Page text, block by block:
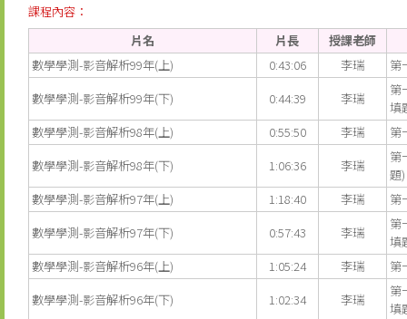
課程內容：
片名
片長
授課老師
數學學測-影音解析99年(上)
0:43:06 李瑞
第
數學學測-影音解析99年(下)
0:44:39 李瑞
第
填
數學學測-影音解析98年(上)
0:55:50 李瑞
第
數學學測-影音解析98年(下)
1:06:36 李瑞
第
題
數學學測-影音解析97年(上)
1:18:40 李瑞
第
數學學測-影音解析97年(下)
0:57:43 李瑞
第
填
數學學測-影音解析96年(上)
1:05:24 李瑞
第
數學學測-影音解析96年(下)
1:02:34 李瑞
第
填